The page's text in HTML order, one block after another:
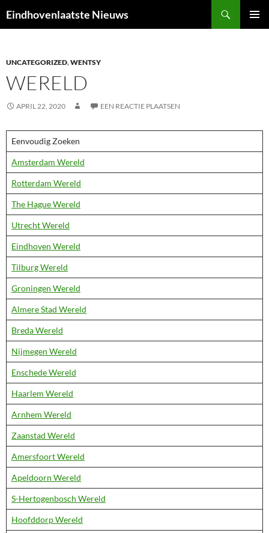
naar
Eindhovenlaatste Nieuws
UNCATEGORIZED,WENTSY
WERELD
APRIL 22, 2020 EEN REACTIE PLAATSEN
Eenvoudig Zoeken
Amsterdam Wereld
Rotterdam Wereld
The Hague Wereld
Utrecht Wereld
Eindhoven Wereld
Tilburg Wereld
Groningen Wereld
Almere Stad Wereld
Breda Wereld
Nijmegen Wereld
Enschede Wereld
Haarlem Wereld
Arnhem Wereld
Zaanstad Wereld
Amersfoort Wereld
Apeldoorn Wereld
S-Hertogenbosch Wereld
Hoofddorp Wereld